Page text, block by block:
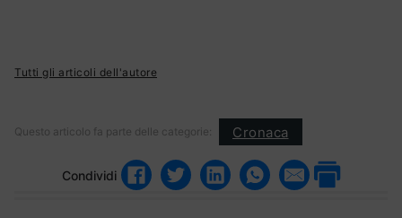
Tutti gli articoli dell'autore
Questo articolo fa parte delle categorie: Cronaca
Condividi